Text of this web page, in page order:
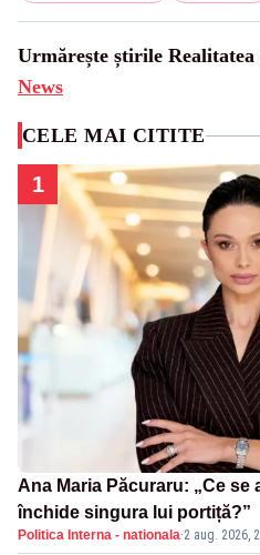
Urmărește știrile Realitatea
News
CELE MAI CITITE
1
Ana Maria Păcuraru: „Ce se
închide singura lui portiță?”
Politica Interna - nationala·2 aug. 2026,